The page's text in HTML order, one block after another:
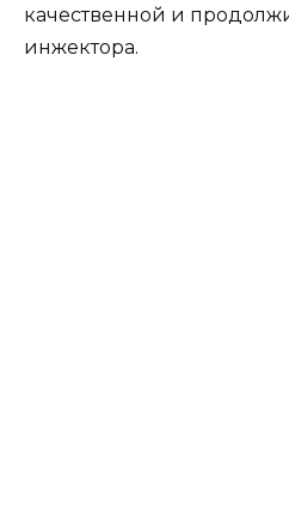
качественной и
инжектора.